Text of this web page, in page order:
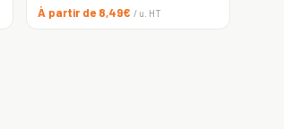
À partir de 8,49€ / u. HT